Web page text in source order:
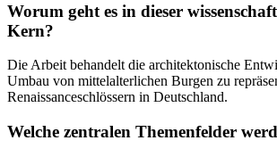
Worum geht es in dieser
Kern?
Die Arbeit behandelt die architektonische
Umbau von mittelalterlichen Burgen zu
Renaissanceschlössern in Deutschland.
Welche zentralen Themenfelder